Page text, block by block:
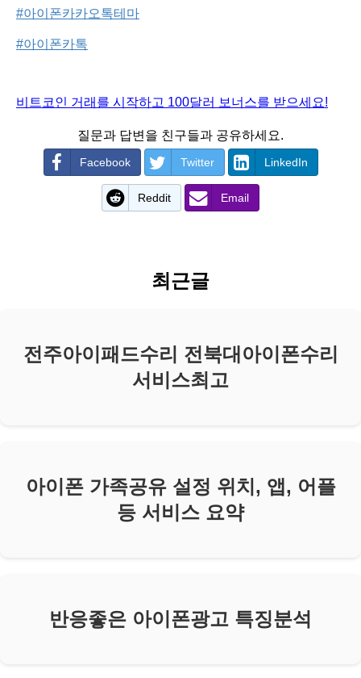
#아이폰카카오톡테마
#아이폰카톡
비트코인 거래를 시작하고 100달러 보너스를 받으세요!
질문과 답변을 친구들과 공유하세요.
Facebook Twitter LinkedIn
Reddit Email
최근글
전주아이패드수리 전북대아이폰수리
서비스최고
아이폰 가족공유 설정 위치, 앱, 어플
등 서비스 요약
반응좋은 아이폰광고 특징분석